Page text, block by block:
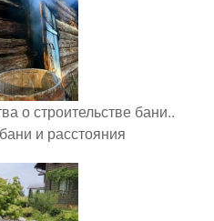
о строительстве бани..
и расстояния